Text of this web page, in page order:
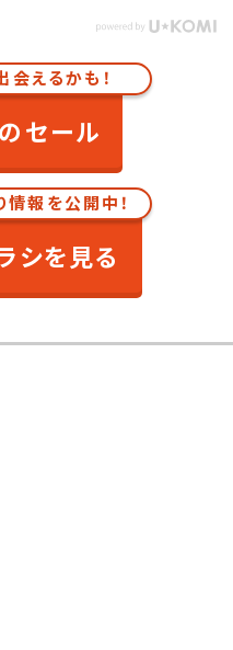
えるかも！
セール
報を公開中！
シを見る